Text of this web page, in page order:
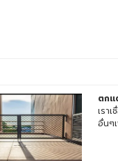
ตกแ
เรา
อื่นๆ